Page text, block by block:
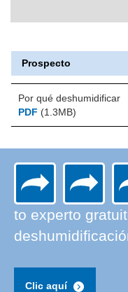
Prospecto
Por qué deshumidificar
PDF (1.3MB)
to experto
Clic aquí